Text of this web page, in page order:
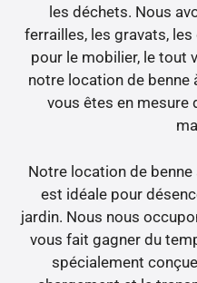
les déchets. Nous
ferrailles, les gravats,
pour le mobilier, le tout
notre location de benne
vous êtes en mesure
Notre location de
est idéale pour
jardin. Nous nous
vous fait gagner du
spécialement